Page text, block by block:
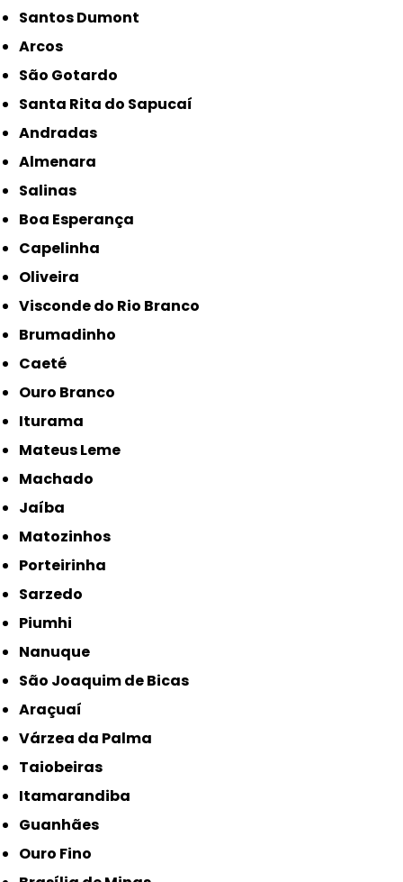
Santos Dumont
Arcos
São Gotardo
Santa Rita do Sapucaí
Andradas
Almenara
Salinas
Boa Esperança
Capelinha
Oliveira
Visconde do Rio Branco
Brumadinho
Caeté
Ouro Branco
Iturama
Mateus Leme
Machado
Jaíba
Matozinhos
Porteirinha
Sarzedo
Piumhi
Nanuque
São Joaquim de Bicas
Araçuaí
Várzea da Palma
Taiobeiras
Itamarandiba
Guanhães
Ouro Fino